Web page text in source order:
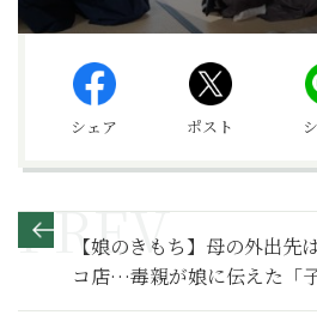
シェア ポスト
【娘のきもち】母の外出先
コ店…毒親が娘に伝えた「
す」という本音～その２～